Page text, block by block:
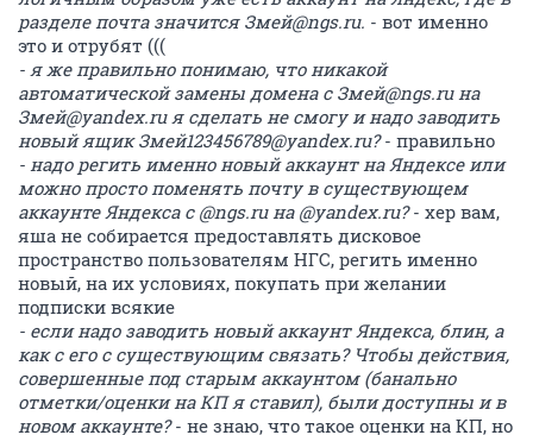
разделе почта значится Змей@ngs.ru. - вот именно
это и отрубят (((
- я же правильно понимаю, что никакой
автоматической замены домена с Змей@ngs.ru на
Змей@yandex.ru я сделать не смогу и надо заводить
новый ящик Змей123456789@yandex.ru?- правильно
- надо регить именно новый аккаунт на Яндексе или
можно просто поменять почту в существующем
аккаунте Яндекса c @ngs.ru на @yandex.ru?- хер вам,
яша не собирается предоставлять дисковое
пространство пользователям НГС, регить именно
новый, на их условиях, покупать при желании
подписки всякие
- если надо заводить новый аккаунт Яндекса, блин, а
как с его с существующим связать? Чтобы действия,
совершенные под старым аккаунтом (банально
отметки/оценки на КП я ставил), были доступны и в
новом аккаунте?- не знаю, что такое оценки на КП, но